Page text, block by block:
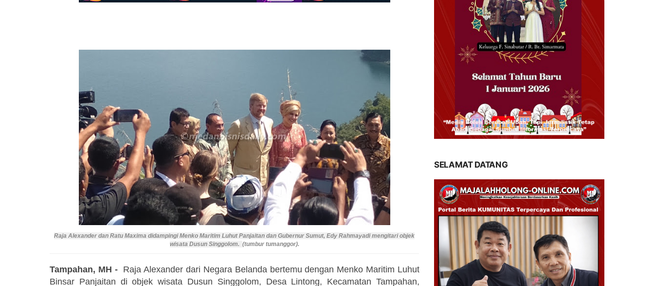
Raja Alexander dan Ratu Maxima didampingi Menko Maritim Luhut Panjaitan dan Gubernur Sumut, Edy Rahmayadi mengitari objek
wisata Dusun Singgolom. (tumbur tumanggor).
Tampahan, MH - Raja Alexander dari Negara Belanda bertemu dengan Menko Maritim Luhut
Binsar Panjaitan di objek wisata Dusun Singgolom, Desa Lintong, Kecamatan Tampahan,
SELAMAT DATANG